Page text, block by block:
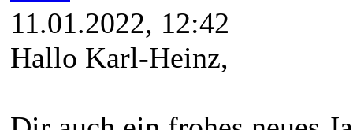
11.01.2022, 12:42
Hallo Karl-Heinz,